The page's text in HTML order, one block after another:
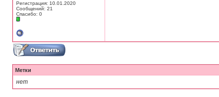
Регистрация: 10.01.2020
Сообщений: 21
Спасибо: 0
Метки
нет